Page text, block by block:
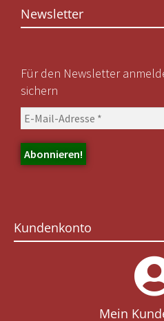
Newsletter
Für den Newsletter
sichern
Kundenkonto
Mein